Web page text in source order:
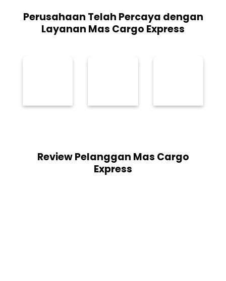
Perusahaan Telah Percaya dengan
Layanan Mas Cargo Express
Review Pelanggan Mas Cargo
Express